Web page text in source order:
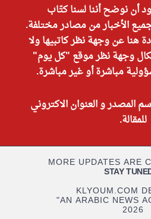
أن نوضح أننا لسنا كتّاب
الأخبار من مصادر مختلفة.
هنا عن وجهة نظر كاتبيها ولا
وجهة نظر موقع "كل يوم"
مباشرة أو غير مباشرة.
المصدر و العنوان الاكتروني
للمقالة.
MORE UPDATES ARE
STAY
KLYOUM.COM
"AN ARABIC NEWS
2026